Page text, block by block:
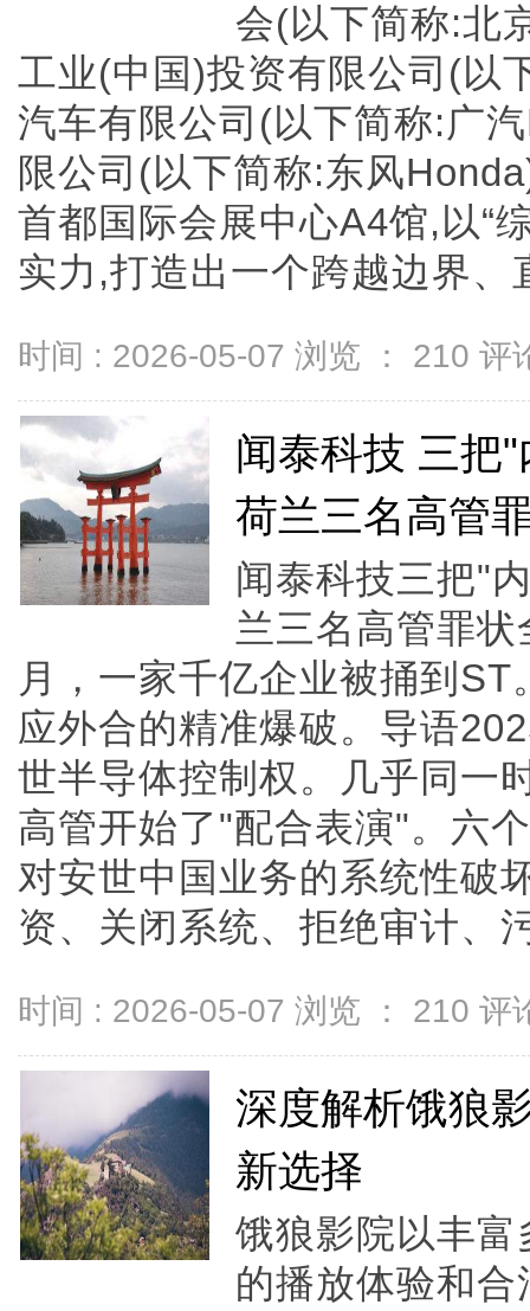
会(以下简称:北
工业(中国)投资有限公司(以
汽车有限公司(以下简称:广
限公司(以下简称:东风
首都国际会展中心A4馆,以“
实力,打造出一个跨越边界、
时间 : 2026-05-07 浏览 ： 210 评
闻泰科技 三把
荷兰三名高管
闻泰科技三把"
兰三名高管罪
月，一家千亿企业被捅到
应外合的精准爆破。导语
世半导体控制权。几乎同一
高管开始了"配合表演"。六
对安世中国业务的系统性
资、关闭系统、拒绝审计、
时间 : 2026-05-07 浏览 ： 210 评
深度解析饿狼
新选择
饿狼影院以丰
的播放体验和